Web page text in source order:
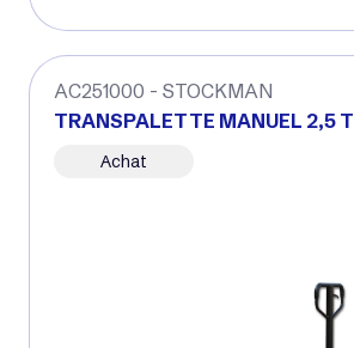
AC251000 - STOCKMAN
TRANSPALETTE MANUEL 2,5 T
Achat